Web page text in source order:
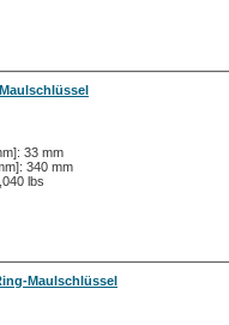
33 mm
340 mm
lbs
Maulschlüssel